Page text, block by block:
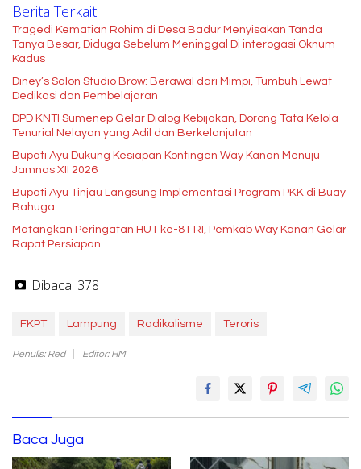
Berita Terkait
Tragedi Kematian Rohim di Desa Badur Menyisakan Tanda
Tanya Besar, Diduga Sebelum Meninggal Di interogasi Oknum
Kadus
Diney’s Salon Studio Brow: Berawal dari Mimpi, Tumbuh Lewat
Dedikasi dan Pembelajaran
DPD KNTI Sumenep Gelar Dialog Kebijakan, Dorong Tata Kelola
Tenurial Nelayan yang Adil dan Berkelanjutan
Bupati Ayu Dukung Kesiapan Kontingen Way Kanan Menuju
Jamnas XII 2026
Bupati Ayu Tinjau Langsung Implementasi Program PKK di Buay
Bahuga
Matangkan Peringatan HUT ke-81 RI, Pemkab Way Kanan Gelar
Rapat Persiapan
Dibaca: 378
FKPT Lampung Radikalisme Teroris
Penulis: Red Editor: HM
Baca Juga